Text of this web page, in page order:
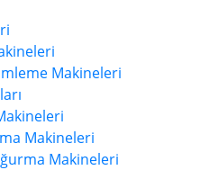
Makineleri
Makineleri
Makineleri